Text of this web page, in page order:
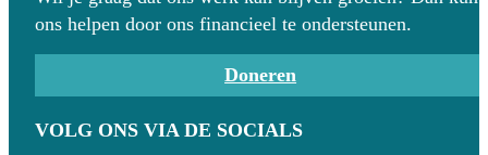
ons helpen door ons financieel te ondersteunen.
Doneren
VOLG ONS VIA DE SOCIALS